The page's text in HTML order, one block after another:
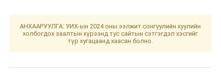
АНХААРУУЛГА: УИХ-ын 2024 оны ээлжит сонгуулийн хуулийн
холбогдох заалтын хүрээнд тус сайтын сэтгэгдэл хэсгийг
түр хугацаанд хаасан болно.